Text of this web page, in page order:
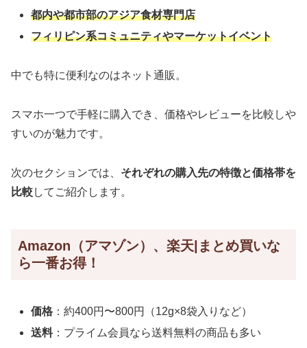
都内や都市部のアジア食材専門店
フィリピン系コミュニティやマーケットイベント
中でも特に便利なのはネット通販。
スマホ一つで手軽に購入でき、価格やレビューを比較しや
すいのが魅力です。
次のセクションでは、 それぞれの購入先の特徴と価格帯を
比較してご紹介します。
Amazon（アマゾン）、楽天|まとめ買いな
ら一番お得！
価格 ：約400円〜800円（12g×8袋入りなど）
送料：プライム会員なら送料無料の商品も多い